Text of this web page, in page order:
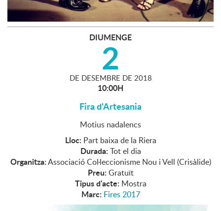
DIUMENGE
2
DE DESEMBRE DE 2018
10:00H
Fira d'Artesania
Motius nadalencs
Lloc: Part baixa de la Riera
Durada: Tot el dia
Organitza:Associació Col·leccionisme Nou i Vell (Crisàlide)
Preu: Gratuït
Tipus d'acte: Mostra
Marc: Fires 2017